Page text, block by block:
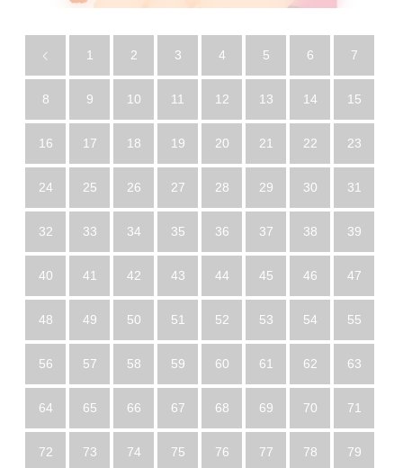
1 2 3 4 5 6 7
8 9 10 11 12 13 14 15
16 17 18 19 20 21 22 23
24 25 26 27 28 29 30 31
32 33 34 35 36 37 38 39
40 41 42 43 44 45 46 47
48 49 50 51 52 53 54 55
56 57 58 59 60 61 62 63
64 65 66 67 68 69 70 71
72 73 74 75 76 77 78 79